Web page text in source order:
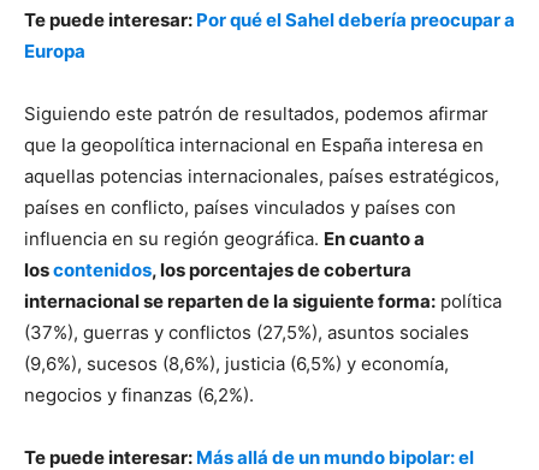
Te puede interesar: Por qué el Sahel debería preocupar a
Europa
Siguiendo este patrón de resultados, podemos afirmar
que la geopolítica internacional en España interesa en
aquellas potencias internacionales, países estratégicos,
países en conflicto, países vinculados y países con
influencia en su región geográfica. En cuanto a
loscontenidos, los porcentajes de cobertura
internacional se reparten de la siguiente forma: política
(37%), guerras y conflictos (27,5%), asuntos sociales
(9,6%), sucesos (8,6%), justicia (6,5%) y economía,
negocios y finanzas (6,2%).
Te puede interesar: Más allá de un mundo bipolar: el